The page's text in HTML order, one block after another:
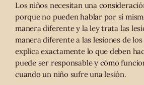
Los niños necesitan una
porque no pueden hablar por sí
manera diferente y la ley trata las
manera diferente a las lesiones de
explica exactamente lo que deben
puede ser responsable y cómo
cuando un niño sufre una lesión.